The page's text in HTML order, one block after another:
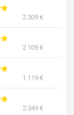
2.309 €
2.109 €
1.119 €
2.349 €